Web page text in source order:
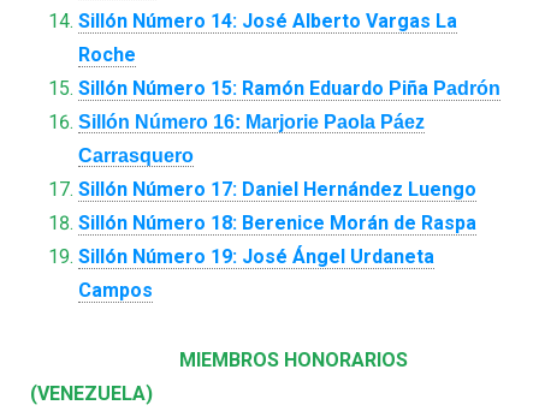
Sillón Número 14: José Alberto Vargas La
Roche
Sillón Número 15: Ramón Eduardo Piña Padrón
Sillón Número 16: Marjorie Paola Páez
Carrasquero
Sillón Número 17: Daniel Hernández Luengo
Sillón Número 18: Berenice Morán de Raspa
Sillón Número 19: José Ángel Urdaneta
Campos
MIEMBROS HONORARIOS
(VENEZUELA)